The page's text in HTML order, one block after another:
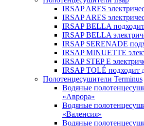
IRSAP ARES
IRSAP ARES
IRSAP BELLA
IRSAP BELLA
IRSAP SERENADE
IRSAP MINUETTE
IRSAP STEP E
IRSAP TOLÉ подходит
Полотенцесушители Terminus
Водяные
«Аврора»
Водяные
«Валенсия»
Водяные